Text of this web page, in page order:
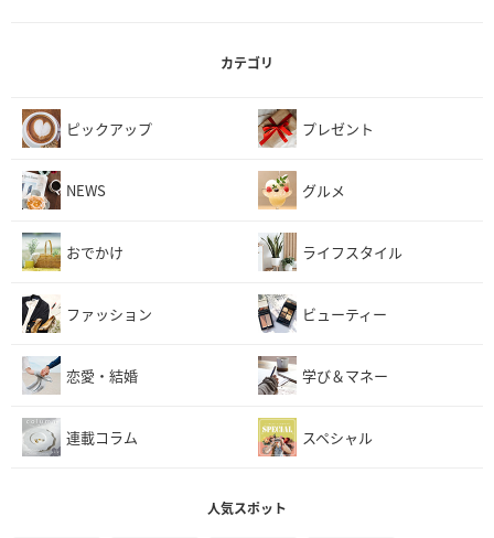
カテゴリ
ピックアップ プレゼント
NEWS グルメ
おでかけ ライフスタイル
ファッション ビューティー
恋愛・結婚 学び＆マネー
連載コラム スペシャル
人気スポット